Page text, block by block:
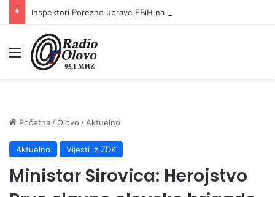
Meni
Početna /Olovo / Aktuelno
Aktuelno Vijesti iz ZDK
Ministar Sirovica: Herojstvo